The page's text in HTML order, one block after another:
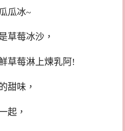
瓜冰~
草莓冰沙，
草莓淋上煉乳阿!
甜味，
起，